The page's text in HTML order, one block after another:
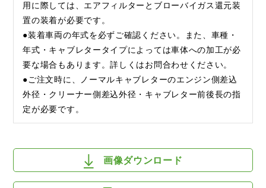
用に際しては、エアフィルターとブローバイガス還元装
置の装着が必要です。
●装着車両の年式を必ずご確認ください。また、車種・
年式・キャブレタータイプによっては車体への加工が必
要な場合もあります。詳しくはお問合わせください。
●ご注文時に、ノーマルキャブレターのエンジン側差込
外径・クリーナー側差込外径・キャブレター前後長の指
定が必要です。
画像ダウンロード